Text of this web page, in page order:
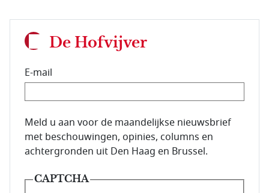
De Hofvijver
E-mail
E-mailadres van de abonnee.
Meld u aan voor de maandelijkse nieuwsbrief
met beschouwingen, opinies, columns en
achtergronden uit Den Haag en Brussel.
CAPTCHA